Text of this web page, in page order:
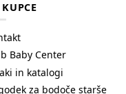
Baby Center
in katalogi
za bodoče starše